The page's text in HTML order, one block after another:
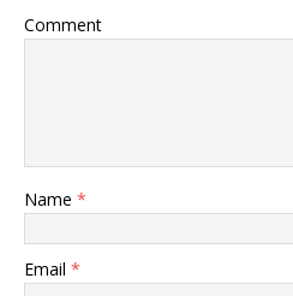
Comment
Name *
Email *